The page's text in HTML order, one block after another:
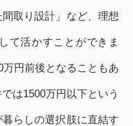
取り設計」など、理想
て活かすことができま
円前後となることもあ
は1500万円以下という
らしの選択肢に直結す